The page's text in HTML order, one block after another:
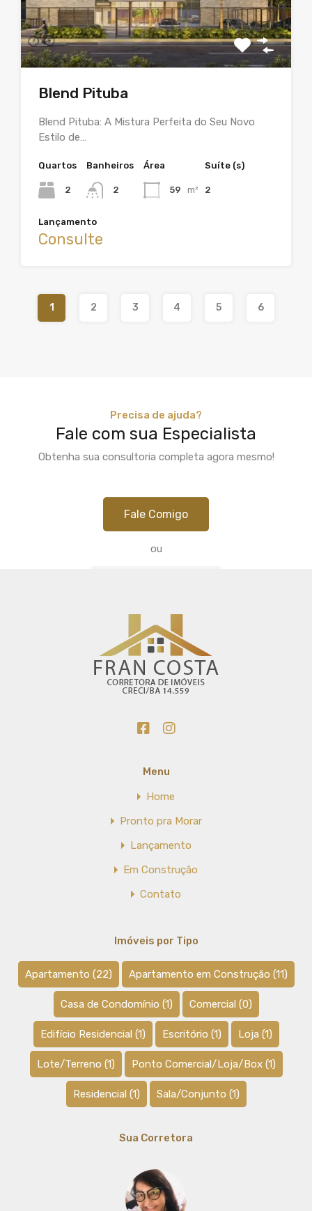
Blend Pituba
Blend Pituba: A Mistura Perfeita do Seu Novo
Estilo de…
Quartos
2
Banheiros
2
Área
59 m²
Suíte (s)
2
Lançamento
Consulte
1 2 3 4 5 6
Precisa de ajuda?
Fale com sua Especialista
Obtenha sua consultoria completa agora mesmo!
Fale Comigo
ou
Menu
Home
Pronto pra Morar
Lançamento
Em Construção
Contato
Imóveis por Tipo
Apartamento (22) Apartamento em Construção (11)
Casa de Condomínio (1) Comercial (0)
Edifício Residencial (1) Escritório (1) Loja (1)
Lote/Terreno (1) Ponto Comercial/Loja/Box(1)
Residencial (1) Sala/Conjunto (1)
Sua Corretora